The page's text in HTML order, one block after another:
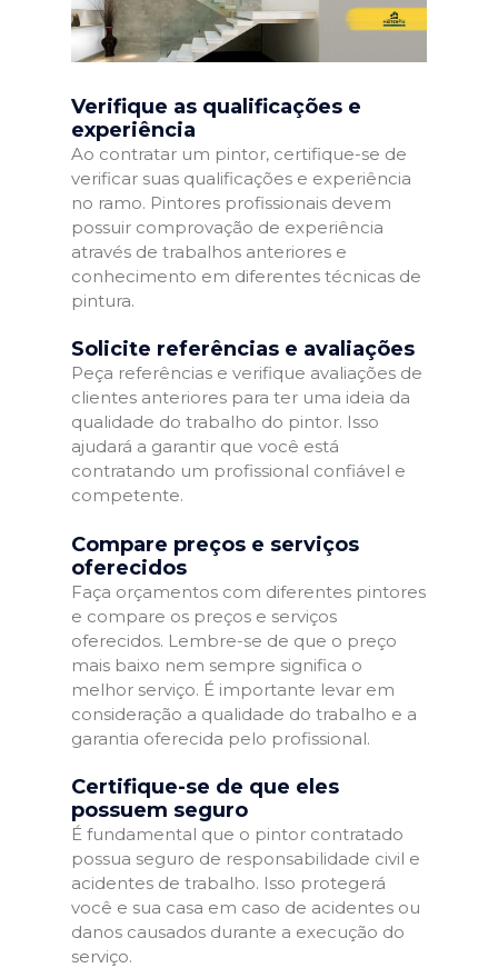
Verifique as qualificações e
experiência
Ao contratar um pintor, certifique-se de
verificar suas qualificações e experiência
no ramo. Pintores profissionais devem
possuir comprovação de experiência
através de trabalhos anteriores e
conhecimento em diferentes técnicas de
pintura.
Solicite referências e avaliações
Peça referências e verifique avaliações de
clientes anteriores para ter uma ideia da
qualidade do trabalho do pintor. Isso
ajudará a garantir que você está
contratando um profissional confiável e
competente.
Compare preços e serviços
oferecidos
Faça orçamentos com diferentes pintores
e compare os preços e serviços
oferecidos. Lembre-se de que o preço
mais baixo nem sempre significa o
melhor serviço. É importante levar em
consideração a qualidade do trabalho e a
garantia oferecida pelo profissional.
Certifique-se de que eles
possuem seguro
É fundamental que o pintor contratado
possua seguro de responsabilidade civil e
acidentes de trabalho. Isso protegerá
você e sua casa em caso de acidentes ou
danos causados durante a execução do
serviço.